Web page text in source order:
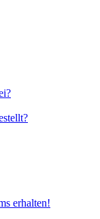
erhalten!